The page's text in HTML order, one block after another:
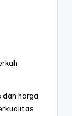
harga